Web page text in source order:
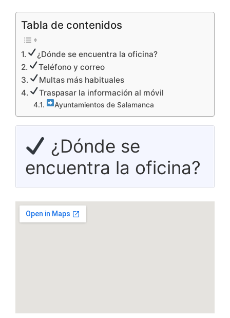
Tabla de contenidos
¿Dónde se encuentra la oficina?
Teléfono y correo
Multas más habituales
Traspasar la información al móvil
Ayuntamientos de Salamanca
¿Dónde se
encuentra la oficina?